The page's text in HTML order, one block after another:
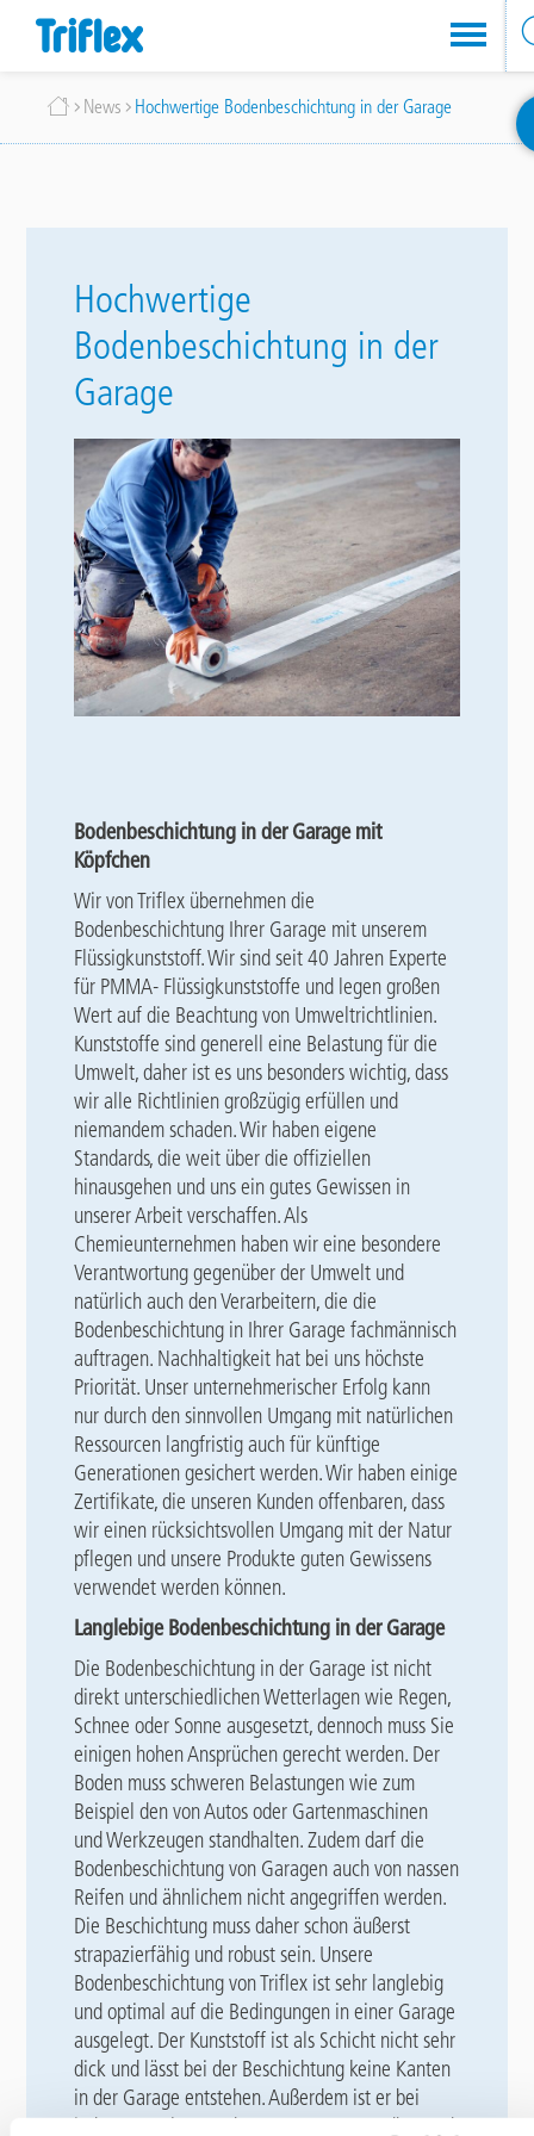
Inhalt
Breadcrumb
News Hochwertige Bodenbeschichtung in der Garage
Hochwertige
Bodenbeschichtung in der
Garage
Bodenbeschichtung in der Garage mit
Köpfchen
Wir von Triflex übernehmen die
Bodenbeschichtung Ihrer Garage mit unserem
Flüssigkunststoff. Wir sind seit 40 Jahren Experte
für PMMA- Flüssigkunststoffe und legen großen
Wert auf die Beachtung von Umweltrichtlinien.
Kunststoffe sind generell eine Belastung für die
Umwelt, daher ist es uns besonders wichtig, dass
wir alle Richtlinien großzügig erfüllen und
niemandem schaden. Wir haben eigene
Standards, die weit über die offiziellen
hinausgehen und uns ein gutes Gewissen in
unserer Arbeit verschaffen. Als
Chemieunternehmen haben wir eine besondere
Verantwortung gegenüber der Umwelt und
natürlich auch den Verarbeitern, die die
Bodenbeschichtung in Ihrer Garage fachmännisch
auftragen. Nachhaltigkeit hat bei uns höchste
Priorität. Unser unternehmerischer Erfolg kann
nur durch den sinnvollen Umgang mit natürlichen
Ressourcen langfristig auch für künftige
Generationen gesichert werden. Wir haben einige
Zertifikate, die unseren Kunden offenbaren, dass
wir einen rücksichtsvollen Umgang mit der Natur
pflegen und unsere Produkte guten Gewissens
verwendet werden können.
Langlebige Bodenbeschichtung in der Garage
Die Bodenbeschichtung in der Garage ist nicht
direkt unterschiedlichen Wetterlagen wie Regen,
Schnee oder Sonne ausgesetzt, dennoch muss Sie
einigen hohen Ansprüchen gerecht werden. Der
Boden muss schweren Belastungen wie zum
Beispiel den von Autos oder Gartenmaschinen
und Werkzeugen standhalten. Zudem darf die
Bodenbeschichtung von Garagen auch von nassen
Reifen und ähnlichem nicht angegriffen werden.
Die Beschichtung muss daher schon äußerst
strapazierfähig und robust sein. Unsere
Bodenbeschichtung von Triflex ist sehr langlebig
und optimal auf die Bedingungen in einer Garage
ausgelegt. Der Kunststoff istals Schicht nicht sehr
dick und lässt bei der Beschichtung keine Kanten
in der Garage entstehen. Außerdem ist er bei
jeder Wetterlage und Temperatur anwendbar und